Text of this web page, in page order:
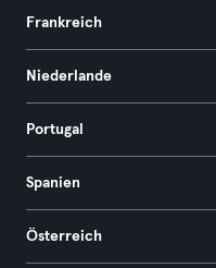
Frankreich
Niederlande
Portugal
Spanien
Österreich